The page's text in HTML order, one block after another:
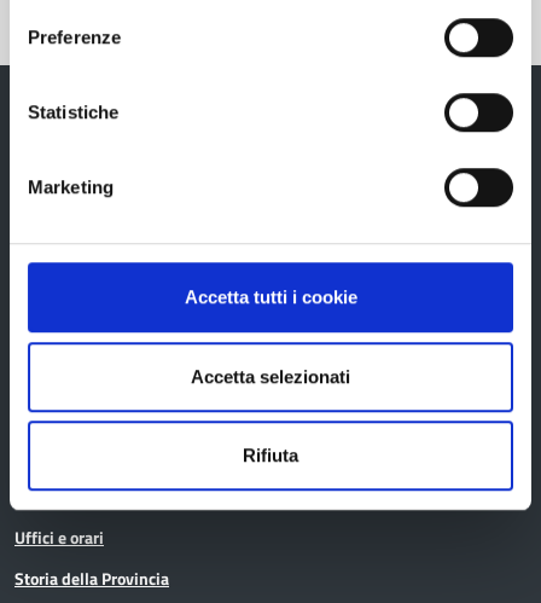
Preferenze
Statistiche
Marketing
Accetta tutti i cookie
Accetta selezionati
Rifiuta
Pubblicato: 19 Marzo 2015 Ultima modifica: 25 Giugno 2020
La Provincia
Organi di governo
Amministrazione Trasparente
Uffici e orari
Storia della Provincia